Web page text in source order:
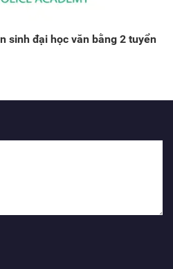
sinh đại học văn bằng 2 tuyển